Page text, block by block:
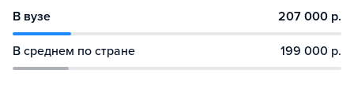
В вузе 207 000 р.
В среднем по стране 199 000 р.